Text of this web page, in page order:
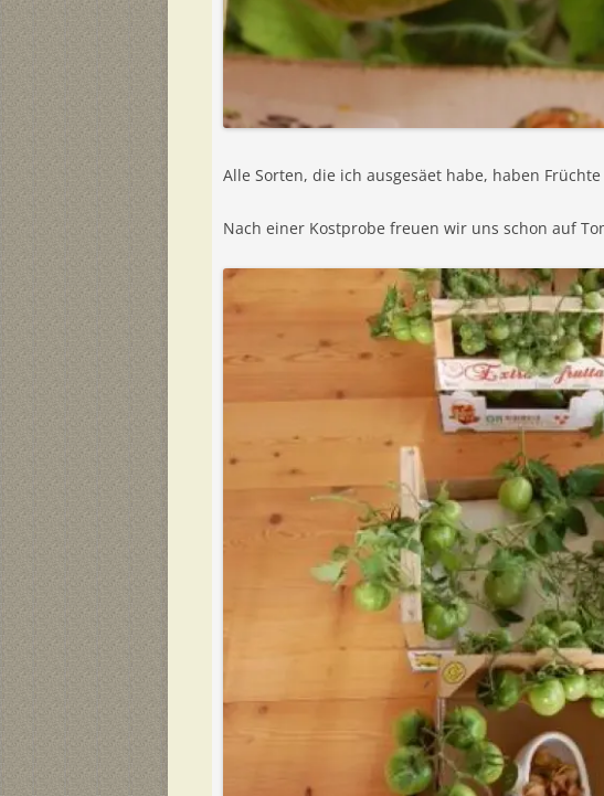
Alle Sorten, die ich ausgesäet habe, haben
Nach einer Kostprobe freuen wir uns schon auf